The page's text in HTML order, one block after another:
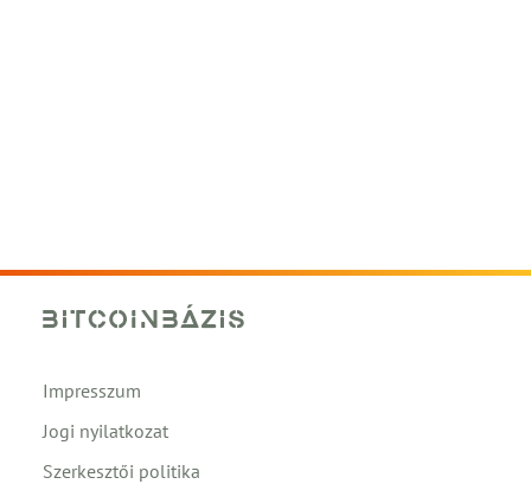
Impresszum
Jogi nyilatkozat
Szerkesztői politika